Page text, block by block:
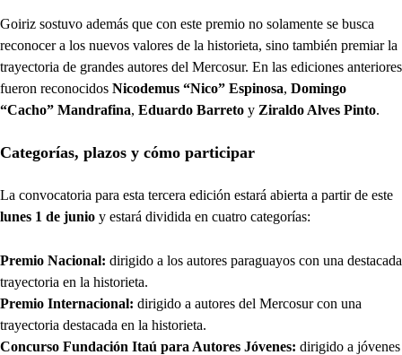
Goiriz sostuvo además que con este premio no solamente se busca
reconocer a los nuevos valores de la historieta, sino también premiar la
trayectoria de grandes autores del Mercosur. En las ediciones anteriores
fueron reconocidos Nicodemus “Nico” Espinosa, Domingo
“Cacho” Mandrafina, Eduardo Barreto y Ziraldo Alves Pinto.
Categorías, plazos y cómo participar
La convocatoria para esta tercera edición estará abierta a partir de este
lunes 1 de junio y estará dividida en cuatro categorías:
Premio Nacional: dirigido a los autores paraguayos con una destacada
trayectoria en la historieta.
Premio Internacional: dirigido a autores del Mercosur con una
trayectoria destacada en la historieta.
Concurso Fundación Itaú para Autores Jóvenes: dirigido a jóvenes